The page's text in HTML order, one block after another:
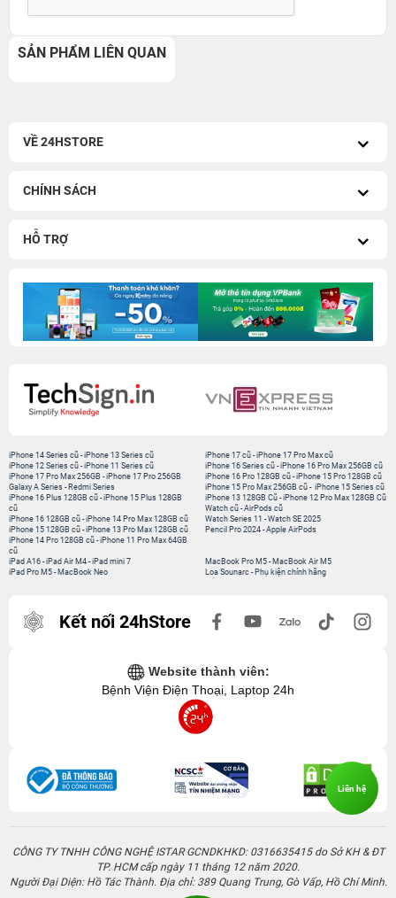
SẢN PHẨM LIÊN QUAN
VỀ 24HSTORE
CHÍNH SÁCH
HỖ TRỢ
iPhone 14 Series cũ -iPhone 13 Series cũ
iPhone 12 Series cũ -iPhone 11 Series cũ
iPhone 17 Pro Max 256GB -iPhone 17 Pro 256GB
Galaxy A Series - Redmi Series
iPhone 17 cũ-iPhone 17 Pro Max cũ
iPhone 16 Series cũ- iPhone 16 Pro Max 256GB cũ
iPhone 16 Pro 128GB cũ-iPhone 15 Pro 128GB cũ
iPhone 15 Pro Max 256GB cũ- iPhone 15 Series cũ
iPhone 16 Plus 128GB cũ -iPhone 15 Plus 128GB
cũ
iPhone 16 128GB cũ -iPhone 14 Pro Max 128GB cũ
iPhone 15 128GB cũ -iPhone 13 Pro Max 128GB cũ
iPhone 14 Pro 128GB cũ -iPhone 11 Pro Max 64GB
cũ
iPhone 13 128GB Cũ-iPhone 12 Pro Max 128GB Cũ
Watch cũ-AirPods cũ
Watch Series 11 -Watch SE 2025
Pencil Pro 2024-Apple AirPods
iPad A16 -iPad Air M4 -iPad mini 7
iPad Pro M5 - MacBook Neo
MacBook Pro M5- MacBook Air M5
Loa Sounarc- Phụ kiện chính hãng
Kết nối 24hStore
Website thành viên:
Bệnh Viện Điện Thoại, Laptop 24h
CÔNG TY TNHH CÔNG NGHỆ ISTAR GCNDKHKD: 0316635415 do Sở KH & ĐT
TP. HCM cấp ngày 11 tháng 12 năm 2020.
Người Đại Diện: Hồ Tác Thành. Địa chỉ: 389 Quang Trung, Gò Vấp, Hồ Chí Minh.
Liên hệ